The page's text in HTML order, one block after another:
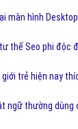
màn hình
thế Seo phi độc
trẻ hiện nay
ngữ thường dùng